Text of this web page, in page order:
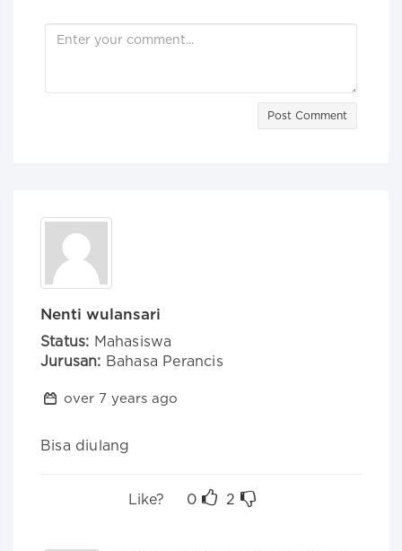
Post Comment
Nenti wulansari
Status: Mahasiswa
Jurusan: Bahasa Perancis
over 7 years ago
Bisa diulang
Like? 0 2